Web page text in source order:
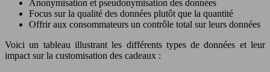
Anonymisation et pseudonymisation des données
Focus sur la qualité des données plutôt que la quantité
Offrir aux consommateurs un contrôle total sur leurs données
Voici un tableau illustrant les différents types de données et leur
impact sur la customisation des cadeaux :